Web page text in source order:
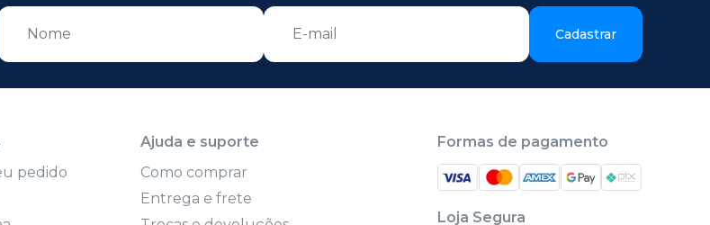
Cadastrar
pedido
Ajuda e suporte
Como comprar
Entrega e frete
Formas de pagamento
Loja Segura